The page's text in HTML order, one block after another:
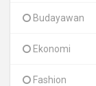
Budayawan
Ekonomi
Fashion